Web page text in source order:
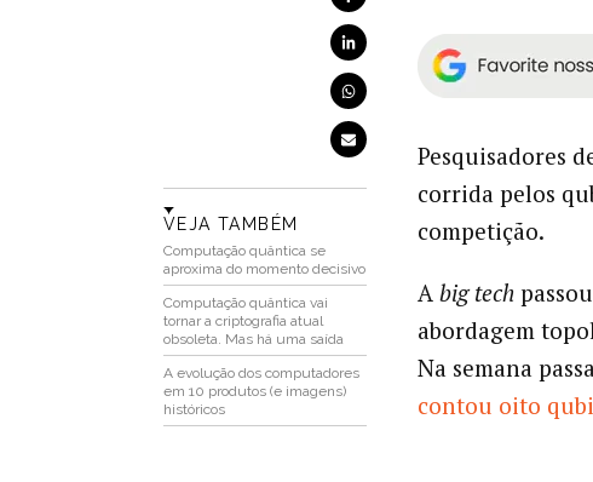
VEJA TAMBÉM
Computação quântica se
aproxima do momento decisivo
Computação quântica vai
tornar a criptografia atual
obsoleta. Mas há uma saída
A evolução dos computadores
em 10 produtos (e imagens)
históricos
Pesquisadores
corrida pelos
competição.
A big tech
abordagem
Na semana
contou oito